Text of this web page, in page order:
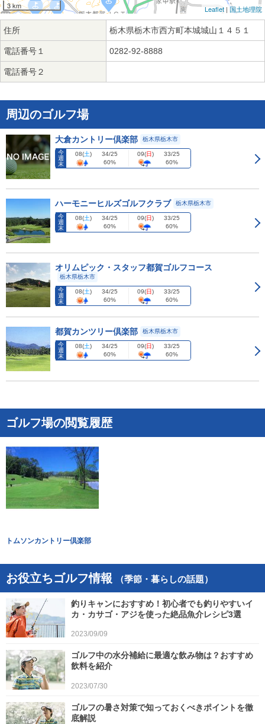
3 km Leaflet | 国土地理院
住所 栃木県栃木市西方町本城城山１４５１
電話番号１ 0282-92-8888
電話番号２
周辺のゴルフ場
大倉カントリー倶楽部
栃木県栃木市
今
週
末
08(土)
34/25
60%
09(日)
33/25
60%
ハーモニーヒルズゴルフクラブ
栃木県栃木市
今
週
末
08(土)
34/25
60%
09(日)
33/25
60%
オリムピック・スタッフ都賀ゴルフコース
栃木県栃木市
今
週
末
08(土)
34/25
60%
09(日)
33/25
60%
都賀カンツリー倶楽部
栃木県栃木市
今
週
末
08(土)
34/25
60%
09(日)
33/25
60%
ゴルフ場の閲覧履歴
トムソンカントリー倶楽部
お役立ちゴルフ情報 （季節・暮らしの話題）
釣りキャンにおすすめ！初心者でも釣りやすいイ
カ・カサゴ・アジを使った絶品魚介レシピ3選
2023/09/09
ゴルフ中の水分補給に最適な飲み物は？おすすめ
飲料を紹介
2023/07/30
ゴルフの暑さ対策で知っておくべきポイントを徹
底解説